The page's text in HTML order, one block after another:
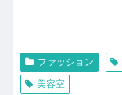
ファッション
美容室